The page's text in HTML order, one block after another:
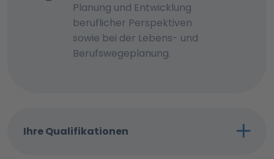
Planung und Entwicklung
beruflicher Perspektiven
sowie bei der Lebens- und
Berufswegeplanung.
Ihre Qualifikationen